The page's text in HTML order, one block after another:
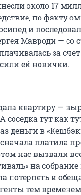
около 17
по факту
и
Мавроди — со
за
ей новички.
квартиру —
тут как
деньги в
платила
нас вызвали
на
потерпеть и
тем